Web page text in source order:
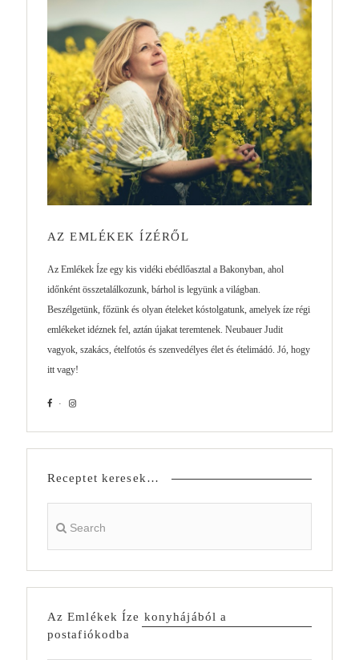
AZ EMLÉKEK ÍZÉRŐL
Az Emlékek Íze egy kis vidéki ebédlőasztal a Bakonyban, ahol
időnként összetalálkozunk, bárhol is legyünk a világban.
Beszélgetünk, főzünk és olyan ételeket kóstolgatunk, amelyek íze régi
emlékeket idéznek fel, aztán újakat teremtenek. Neubauer Judit
vagyok, szakács, ételfotós és szenvedélyes élet és ételimádó. Jó, hogy
itt vagy!
Receptet keresek…
Az Emlékek Íze konyhájából a
postafiókodba